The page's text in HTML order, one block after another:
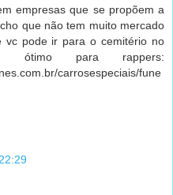
empresas que se propõem a
que não tem muito mercado
vc pode ir para o cemitério no
ótimo para rappers:
carrosespeciais/fune